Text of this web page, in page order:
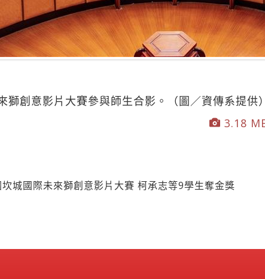
獅創意影片大賽參與師生合影。（圖／資傳系提供）
3.18
城國際未來獅創意影片大賽 柯承志等9學生奪金獎